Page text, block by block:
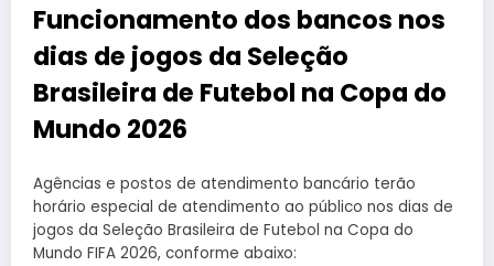
Funcionamento dos bancos nos
dias de jogos da Seleção
Brasileira de Futebol na Copa do
Mundo 2026
Agências e postos de atendimento bancário terão
horário especial de atendimento ao público nos dias de
jogos da Seleção Brasileira de Futebol na Copa do
Mundo FIFA 2026, conforme abaixo: